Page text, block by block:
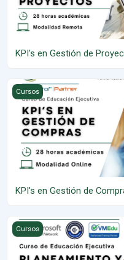
KPI's en Gestión de
KPI's en Gestión de
Cursos
KPI's en Gestión de
Planeamiento y Control de
Cursos